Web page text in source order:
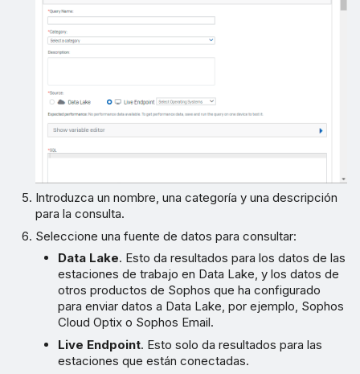
Introduzca un nombre, una categoría y una descripción
para la consulta.
Seleccione una fuente de datos para consultar:
Data Lake. Esto da resultados para los datos de las
estaciones de trabajo en Data Lake, y los datos de
otros productos de Sophos que ha configurado
para enviar datos a Data Lake, por ejemplo, Sophos
Cloud Optix o Sophos Email.
Live Endpoint. Esto solo da resultados para las
estaciones que están conectadas.